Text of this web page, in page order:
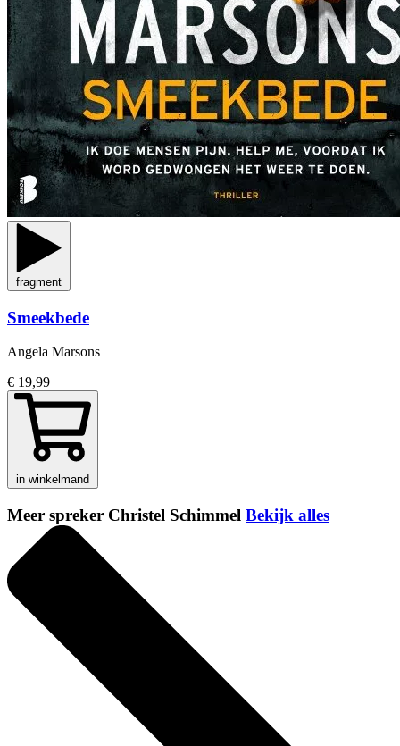
fragment
Smeekbede
Angela Marsons
€ 19,99
in winkelmand
Meer spreker Christel Schimmel Bekijk alles